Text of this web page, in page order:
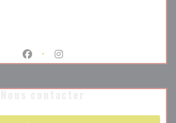
Facebook ((ouvre une nouvelle
Instagram ((ouvre une
Nous contacter